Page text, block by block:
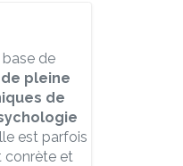
de
pleine
de
est parfois
conrète et